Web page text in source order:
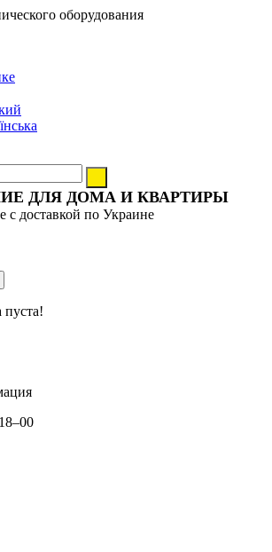
оборудования
ДЛЯ ДОМА И КВАРТИРЫ
с доставкой по Украине
пуста!